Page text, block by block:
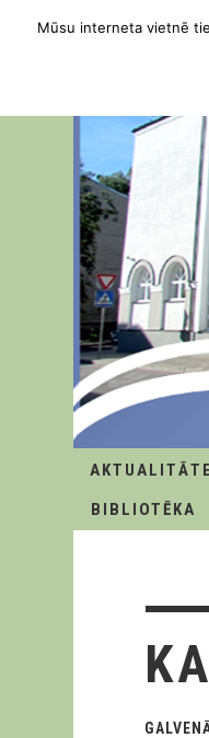
BIBLIOTĒKA
Mūsu interneta vietnē